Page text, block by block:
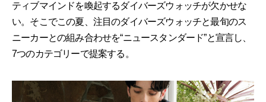
ティブマインドを喚起するダイバーズウォッチが欠かせな
い。そこでこの夏、注目のダイバーズウォッチと最旬のス
ニーカーとの組み合わせを“ニュースタンダード”と宣言し、
7つのカテゴリーで提案する。